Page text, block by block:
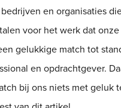
en organisaties
voor het werk dat
gelukkige match tot
en opdrachtgever.
bij ons niets met geluk